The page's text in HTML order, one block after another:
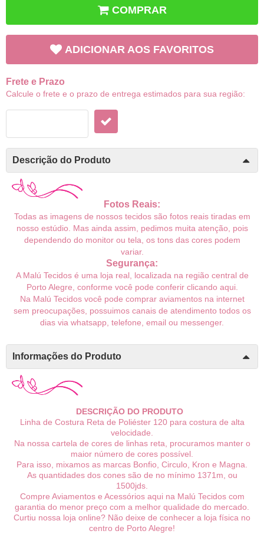
COMPRAR
ADICIONAR AOS FAVORITOS
Frete e Prazo
Calcule o frete e o prazo de entrega estimados para sua região:
Descrição do Produto
Fotos Reais:
Todas as imagens de nossos tecidos são fotos reais tiradas em
nosso estúdio. Mas ainda assim, pedimos muita atenção, pois
dependendo do monitor ou tela, os tons das cores podem
variar.
Segurança:
A Malú Tecidos é uma loja real, localizada na região central de
Porto Alegre, conforme você pode conferir clicando aqui.
Na Malú Tecidos você pode comprar aviamentos na internet
sem preocupações, possuimos canais de atendimento todos os
dias via whatsapp, telefone, email ou messenger.
Informações do Produto
DESCRIÇÃO DO PRODUTO
Linha de Costura Reta de Poliéster 120 para costura de alta
velocidade.
Na nossa cartela de cores de linhas reta, procuramos manter o
maior número de cores possível.
Para isso, mixamos as marcas Bonfio, Circulo, Kron e Magna.
As quantidades dos cones são de no mínimo 1371m, ou
1500jds.
Compre Aviamentos e Acessórios aqui na Malú Tecidos com
garantia do menor preço com a melhor qualidade do mercado.
Curtiu nossa loja online? Não deixe de conhecer a loja física no
centro de Porto Alegre!